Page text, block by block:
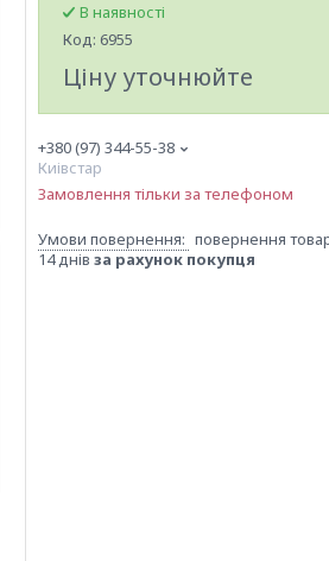
В наявності
Код: 6955
Ціну уточнюйте
+380 (97) 344-55-38
Киівстар
Замовлення тільки за телефоном
повернення
14 днів за рахунок покупця